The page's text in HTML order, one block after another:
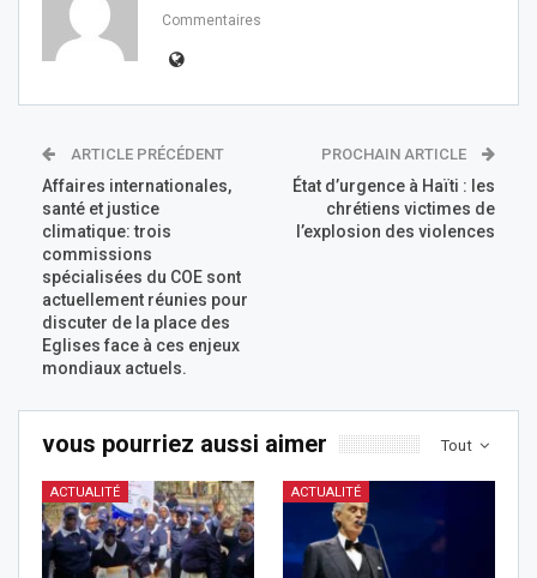
Commentaires
ARTICLE PRÉCÉDENT
Affaires internationales,
santé et justice
climatique: trois
commissions
spécialisées du COE sont
actuellement réunies pour
discuter de la place des
Eglises face à ces enjeux
mondiaux actuels.
PROCHAIN ARTICLE
État d’urgence à Haïti : les
chrétiens victimes de
l’explosion des violences
Tout
vous pourriez aussi aimer
ACTUALITÉ ACTUALITÉ